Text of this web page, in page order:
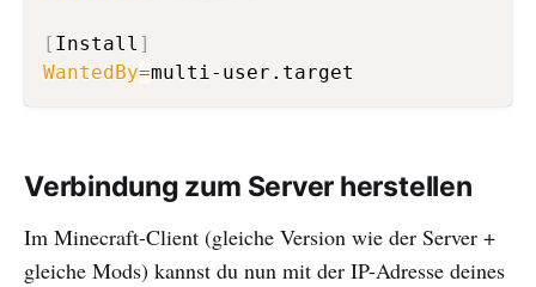
[ Install ]
WantedBy=
Verbindung zum Server herstellen
Im Minecraft-Client (gleiche Version wie der Server +
gleiche Mods) kannst du nun mit der IP-Adresse deines